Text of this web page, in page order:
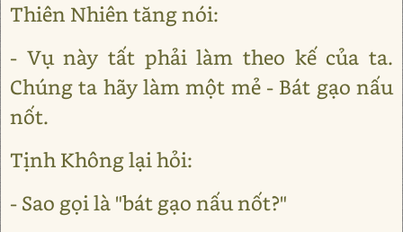
Thiên Nhiên tăng nói:
- Vụ này tất phải làm theo kế của ta.
Chúng ta hãy làm một mẻ - Bát gạo nấu
nốt.
Tịnh Không lại hỏi:
- Sao gọi là "bát gạo nấu nốt?"